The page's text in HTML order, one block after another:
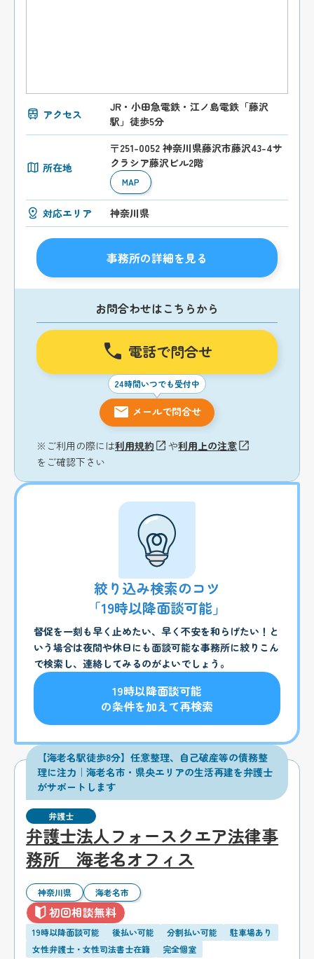
アクセス
JR・小田急電鉄・江ノ島電鉄「藤沢
駅」徒歩5分
所在地
〒251-0052 神奈川県藤沢市藤沢43-4サ
クラシア藤沢ビル2階
MAP
対応エリア 神奈川県
事務所の詳細を見る
お問合わせはこちらから
電話で問合せ
24時間いつでも受付中
メールで問合せ
※ご利用の際には利用規約 や利用上の注意
をご確認下さい
絞り込み検索のコツ
「19時以降面談可能」
督促を一刻も早く止めたい、早く不安を和らげたい！と
いう場合は夜間や休日にも面談可能な事務所に絞りこん
で検索し、連絡してみるのがよいでしょう。
19時以降面談可能
の条件を加えて再検索
【海老名駅徒歩8分】任意整理、自己破産等の債務整
理に注力｜海老名市・県央エリアの生活再建を弁護士
がサポートします
弁護士
弁護士法人フォースクエア法律事
務所 海老名オフィス
神奈川県 海老名市
初回相談無料
19時以降面談可能 後払い可能 分割払い可能
駐車場あり
女性弁護士・女性司法書士在籍
完全個室